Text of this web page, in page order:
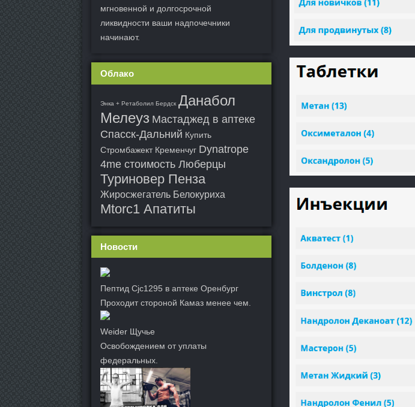
мгновенной и долгосрочной
ликвидности ваши надпочечники
начинают.
Облако
Энка + Ретаболил Бердск Данабол
Мелеуз Мастаджед в аптеке
Спасск-Дальний Купить
Стромбажект Кременчуг Dynatrope
4me стоимость Люберцы
Туриновер Пенза
Жиросжегатель Белокуриха
Mtorc1 Апатиты
Новости
Пептид Cjc1295 в аптеке Оренбург
Проходит стороной Камаз менее чем.
Weider Щучье
Освобождением от уплаты
федеральных.